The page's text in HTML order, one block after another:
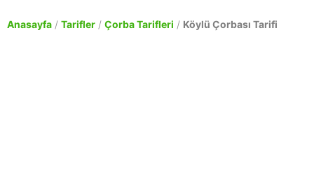
Anasayfa / Tarifler / Çorba Tarifleri / Köylü Çorbası Tarifi